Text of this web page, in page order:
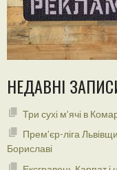
НЕДАВНІ
Три сухі м’ячі в
Прем’єр-ліга
Бориславі